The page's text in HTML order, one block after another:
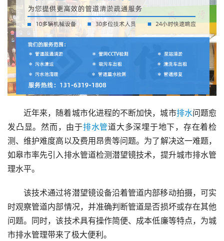
近年来，随着城市化进程的不断加快，城市排水问题愈
发凸显。然而，由于排水管道大多深埋于地下，存在着检
测、维护难度高以及费用昂贵等问题。为了解决这一难题，
如皋市率先引入排水管道检测潜望镜技术，提升城市排水管
理水平。
该技术通过将潜望镜设备沿着管道内部移动拍摄，可实
时观察管道内部情况，并准确判断管道是否损坏或存在其他
问题。同时，该技术具有操作简便、成本低廉等特点，为城
市排水管理带来了极大便利。